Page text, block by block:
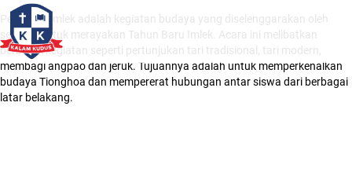
Perayaan Imlek adalah kegiatan budaya yang diselenggarakan oleh
sekolah untuk merayakan Tahun Baru Imlek. Acara ini melibatkan
berbagai kegiatan seperti pertunjukan tari tradisional, tari modern,
membagi angpao dan jeruk. Tujuannya adalah untuk memperkenalkan
budaya Tionghoa dan mempererat hubungan antar siswa dari berbagai
latar belakang.